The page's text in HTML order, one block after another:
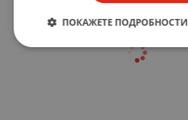
ПОКАЖЕТЕ ПОДРОБНОСТИ